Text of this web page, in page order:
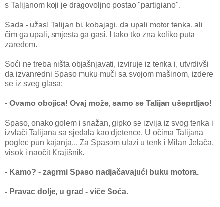
s Talijanom koji je dragovoljno postao "partigiano".
Sada - užas! Talijan bi, kobajagi, da upali motor tenka, ali
čim ga upali, smjesta ga gasi. I tako tko zna koliko puta
zaredom.
Soći ne treba ništa objašnjavati, izviruje iz tenka i, utvrdivši
da izvanredni Spaso muku muči sa svojom mašinom, izdere
se iz sveg glasa:
- Ovamo obojica! Ovaj može, samo se Talijan ušeprtljao!
Spaso, onako golem i snažan, gipko se izvija iz svog tenka i
izvlači Talijana sa sjedala kao djetence. U očima Talijana
pogled pun kajanja... Za Spasom ulazi u tenk i Milan Jelača,
visok i naočit Krajišnik.
- Kamo? - zagrmi Spaso nadjačavajući buku motora.
- Pravac dolje, u grad - viče Soća.